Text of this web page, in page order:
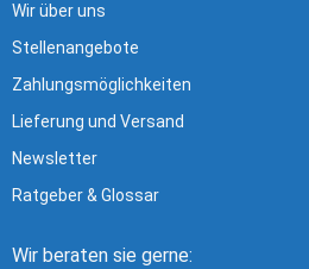
Wir über uns
Stellenangebote
Zahlungsmöglichkeiten
Lieferung und Versand
Newsletter
Ratgeber & Glossar
Wir beraten sie gerne: